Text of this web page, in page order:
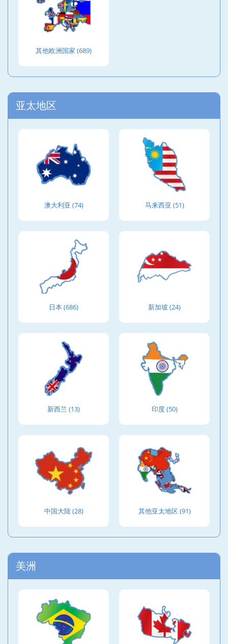
其他欧洲国家 (689)
亚太地区
澳大利亚 (74) 马来西亚 (51)
日本 (686) 新加坡 (24)
新西兰 (13) 印度 (50)
中国大陆 (28) 其他亚太地区 (91)
美洲